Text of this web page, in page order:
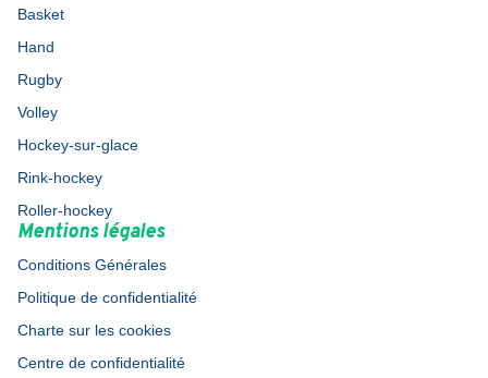
Basket
Hand
Rugby
Volley
Hockey-sur-glace
Rink-hockey
Roller-hockey
Mentions légales
Conditions Générales
Politique de confidentialité
Charte sur les cookies
Centre de confidentialité